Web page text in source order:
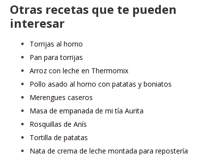
Otras recetas que te pueden
interesar
Torrijas al horno
Pan para torrijas
Arroz con leche en Thermomix
Pollo asado al horno con patatas y boniatos
Merengues caseros
Masa de empanada de mi tía Aurita
Rosquillas de Anís
Tortilla de patatas
Nata de crema de leche montada para repostería